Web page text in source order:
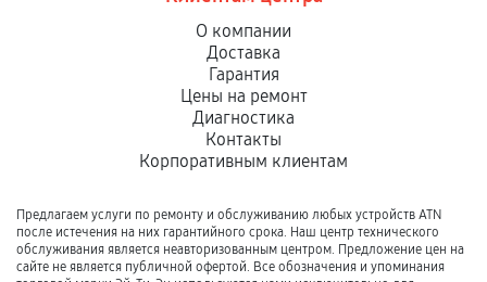
О компании
Доставка
Гарантия
Цены на ремонт
Диагностика
Контакты
Корпоративным клиентам
Предлагаем услуги по ремонту и обслуживанию любых устройств ATN
после истечения на них гарантийного срока. Наш центр технического
обслуживания является неавторизованным центром. Предложение цен на
сайте не является публичной офертой. Все обозначения и упоминания